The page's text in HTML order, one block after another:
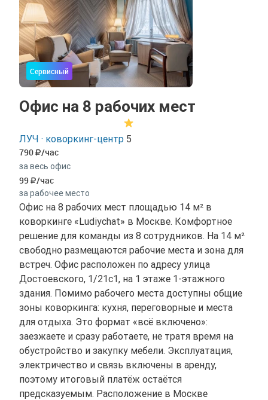
Сервисный
Офис на 8 рабочих мест
ЛУЧ · коворкинг-центр 5
790 /час
за весь офис
99 /час
за рабочее место
Офис на 8 рабочих мест площадью 14 м² в
коворкинге «Ludiychat» в Москве. Комфортное
решение для команды из 8 сотрудников. На 14 м²
свободно размещаются рабочие места и зона для
встреч. Офис расположен по адресу улица
Достоевского, 1/21с1, на 1 этаже 1-этажного
здания. Помимо рабочего места доступны общие
зоны коворкинга: кухня, переговорные и места
для отдыха. Это формат «всё включено»:
заезжаете и сразу работаете, не тратя время на
обустройство и закупку мебели. Эксплуатация,
электричество и связь включены в аренду,
поэтому итоговый платёж остаётся
предсказуемым. Расположение в Москве